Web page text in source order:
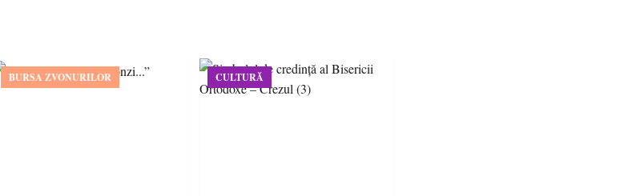
BURSA ZVONURILOR CULTURĂ